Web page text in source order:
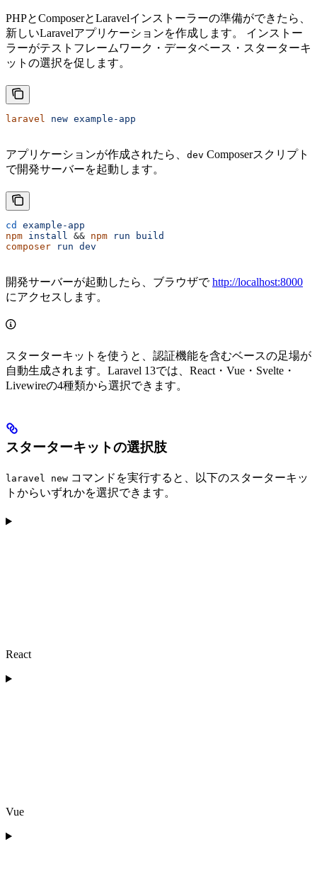
PHPとComposerとLaravelインストーラーの準備ができたら、
新しいLaravelアプリケーションを作成します。 インストー
ラーがテストフレームワーク・データベース・スターターキ
ットの選択を促します。
laravel new example-app
アプリケーションが作成されたら、 dev Composerスクリプト
で開発サーバーを起動します。
cd
example-app
npm install && npm run build
composer run dev
開発サーバーが起動したら、ブラウザでhttp://localhost:8000
にアクセスします。
スターターキットを使うと、認証機能を含むベースの足場が
自動生成されます。Laravel 13では、React・Vue・Svelte・
Livewireの4種類から選択できます。
スターターキットの選択肢
laravel new コマンドを実行すると、以下のスターターキッ
トからいずれかを選択できます。
React
Vue